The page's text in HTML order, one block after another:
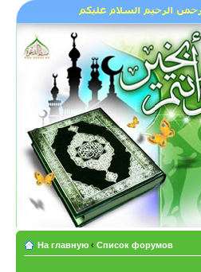
На главную ‹ Список форумов